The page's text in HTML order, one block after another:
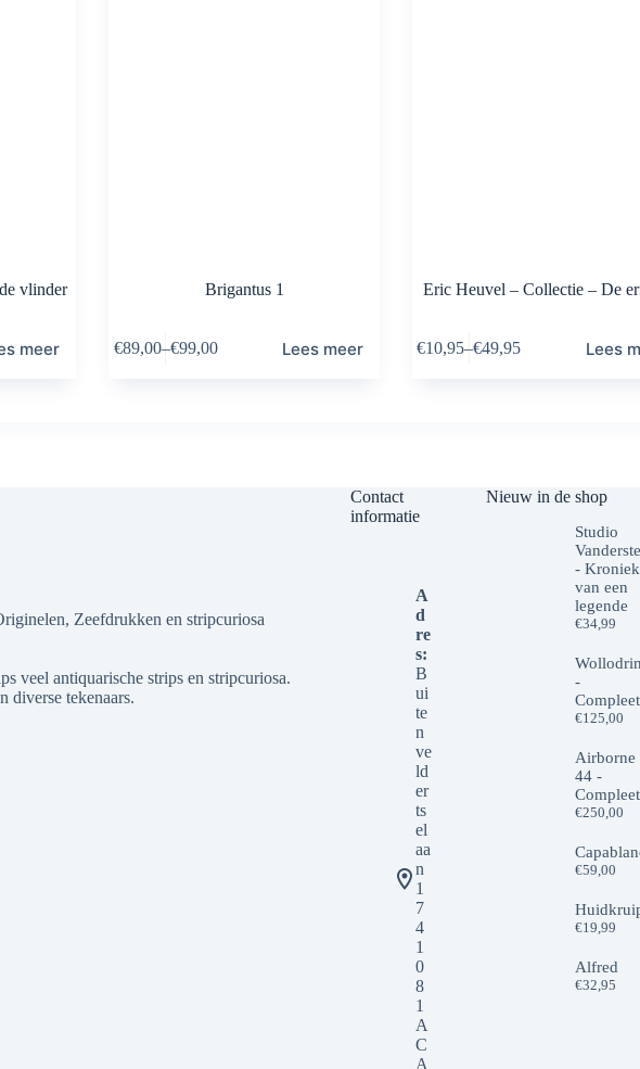
vlinder
meer
Brigantus 1
€89,00–€99,00 Lees meer
Eric Heuvel – Collectie – De
€10,95–€49,95 Lees
Zeefdrukken en stripcuriosa
veel antiquarische strips en stripcuriosa.
diverse tekenaars.
Contact
informatie
A
d
re
s:
B
ui
te
n
ve
ld
er
ts
el
aa
n
1
7
4
1
0
8
1
A
C
A
Nieuw in de shop
Studio
- Kroniek
van een
legende
€34,99
Wollodrin
-
Compleet
€125,00
Airborne
44 -
Compleet
€250,00
€59,00
€19,99
Alfred
€32,95